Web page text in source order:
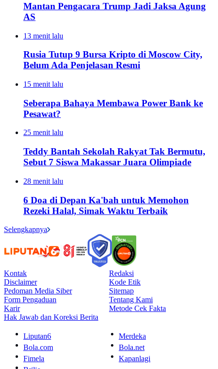
Mantan Pengacara Trump Jadi Jaksa Agung
AS
13 menit lalu
Rusia Tutup 9 Bursa Kripto di Moscow City,
Belum Ada Penjelasan Resmi
15 menit lalu
Seberapa Bahaya Membawa Power Bank ke
Pesawat?
25 menit lalu
Teddy Bantah Sekolah Rakyat Tak Bermutu,
Sebut 7 Siswa Makassar Juara Olimpiade
28 menit lalu
6 Doa di Depan Ka'bah untuk Memohon
Rezeki Halal, Simak Waktu Terbaik
Selengkapnya
Kontak
Redaksi
Disclaimer
Kode Etik
Pedoman Media Siber
Sitemap
Form Pengaduan
Tentang Kami
Karir
Metode Cek Fakta
Hak Jawab dan Koreksi Berita
Liputan6
Merdeka
Bola.com
Bola.net
Fimela
Kapanlagi